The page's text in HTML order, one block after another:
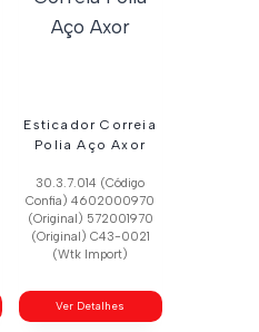
Esticador Correia
Polia Aço Axor
30.3.7.014 (Código
Confia) 4602000970
(Original) 572001970
(Original) C43-0021
(Wtk Import)
Ver Detalhes